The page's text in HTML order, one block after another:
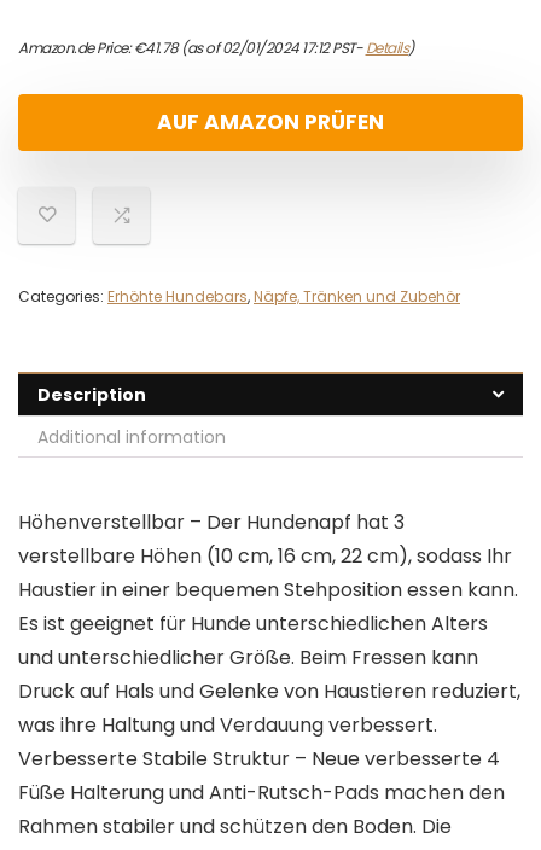
Amazon.de Price:€41.78(as of 02/01/2024 17:12 PST-Details)
AUF AMAZON PRÜFEN
Categories: Erhöhte Hundebars,Näpfe, Tränken und Zubehör
Description
Additional information
Höhenverstellbar – Der Hundenapf hat 3
verstellbare Höhen (10 cm, 16 cm, 22 cm), sodass Ihr
Haustier in einer bequemen Stehposition essen kann.
Es ist geeignet für Hunde unterschiedlichen Alters
und unterschiedlicher Größe. Beim Fressen kann
Druck auf Hals und Gelenke von Haustieren reduziert,
was ihre Haltung und Verdauung verbessert.
Verbesserte Stabile Struktur – Neue verbesserte 4
Füße Halterung und Anti-Rutsch-Pads machen den
Rahmen stabiler und schützen den Boden. Die